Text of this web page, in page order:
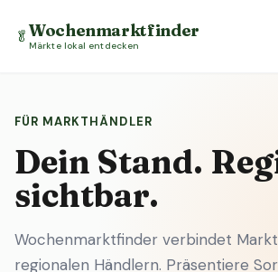
🥬Wochenmarktfinder
Märkte lokal entdecken
FÜR MARKTHÄNDLER
Dein Stand.
sichtbar.
Wochenmarktfinder verbindet
regionalen Händlern. Präsentiere